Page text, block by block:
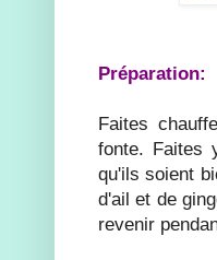
Préparation:
Faites
fonte. Faites
qu'ils soient
d'ail et de
revenir